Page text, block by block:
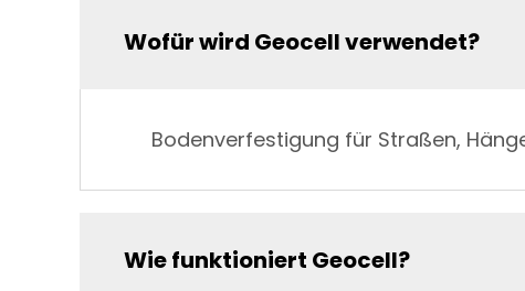
Wofür wird Geocell verwendet?
Bodenverfestigung für Straßen,
Wie funktioniert Geocell?